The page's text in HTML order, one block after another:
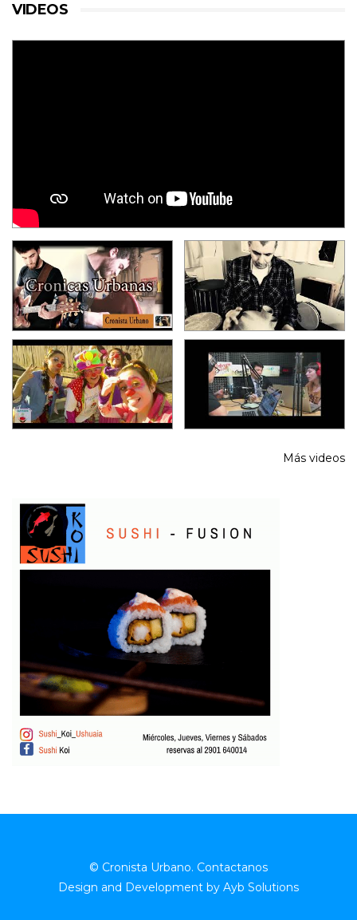
VIDEOS
Más videos
© Cronista Urbano. Contactanos
Design and Development by Ayb Solutions